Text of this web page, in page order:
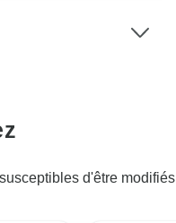
d'être modifiés